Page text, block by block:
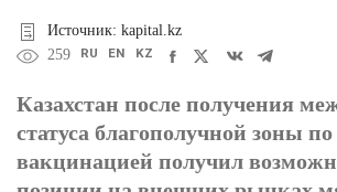
Источник: kapital.kz
259
RU EN KZ
Казахстан после получения
статуса благополучной зоны
вакцинацией получил